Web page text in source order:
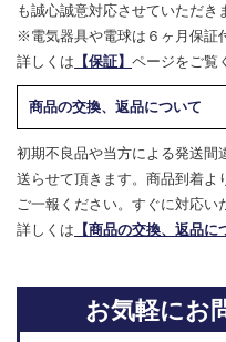
も誠心誠意対応させていただき
※電気器具や電球は６ヶ月保証
詳しくは 【保証】 ページをご覧
商品の交換、返品について
初期不良品や当方による発送間
送らせて頂きます。商品到着よ
ご一報ください。すぐに対応い
詳しくは 【商品の交換、返品に
お気軽にお